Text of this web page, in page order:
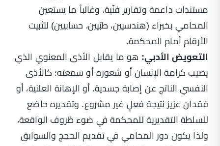
مستندات داعمة وتقارير فنّية، وغالباً ما يستعين
المحامي بخبراء (هندسيين، طبّيين، حسابيين) لتثبيت
الأرقام أمام المحكمة.
التعويض الأدبي: هو ما يقابل الأذى المعنوي الذي
يصيب كرامة الإنسان أو شعوره أو سمعته؛ كالأذى
النفسي الناتج عن إصابة جسدية، أو الإهانة العلنية، أو
فقدان عزيز نتيجة فعلٍ غير مشروع. وتقديره خاضع
للسلطة التقديرية للمحكمة في ضوء ظروف الواقعة،
ولذا يكون دور المحامي في تقديم الحجج والسوابق